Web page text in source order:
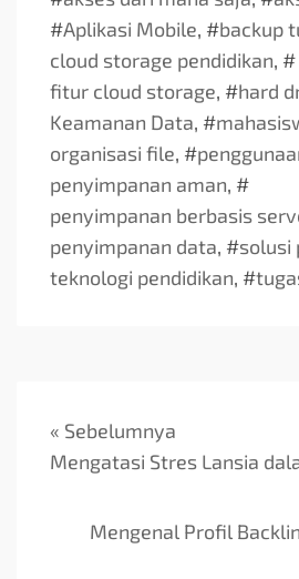
#Aplikasi Mobile, #backup
cloud storage pendidikan, #
fitur cloud storage, #hard
Keamanan Data, #
organisasi file, #
penyimpanan aman, #
penyimpanan berbasis
penyimpanan data, #solusi
teknologi pendidikan, #
« Sebelumnya